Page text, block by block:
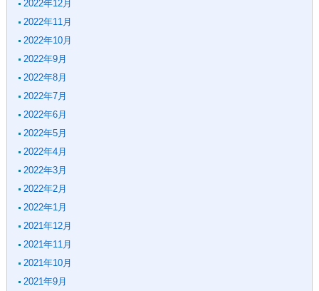
2022年12月
2022年11月
2022年10月
2022年9月
2022年8月
2022年7月
2022年6月
2022年5月
2022年4月
2022年3月
2022年2月
2022年1月
2021年12月
2021年11月
2021年10月
2021年9月